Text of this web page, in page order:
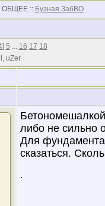
ОБЩЕЕ :: Бузная ЗабВО
] 5 ... 16 17 18
uZer
либо не сильно
Для фундамента
сказаться.
.